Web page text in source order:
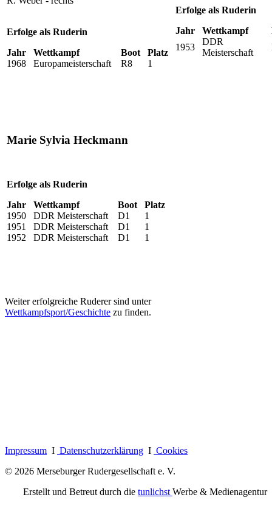
Erfolge als Ruderin
Jahr Wettkampf Boot Platz
1968
Europameisterschaft R8 1
Erfolge als Ruderin
Jahr Wettkampf
1953
DDR
Meisterschaft
Marie Sylvia Heckmann
Erfolge als Ruderin
Jahr Wettkampf Boot Platz
1950
DDR Meisterschaft D1
1
1951
DDR Meisterschaft D1
1
1952
DDR Meisterschaft D1 1
Weiter erfolgreiche Ruderer sind unter
Wettkampfsport/Geschichte zu finden.
Impressum I Datenschutzerklärung I Cookies
© 2026 Merseburger Rudergesellschaft e. V.
Erstellt und Betreut durch die tunlichst Werbe & Medienagentur